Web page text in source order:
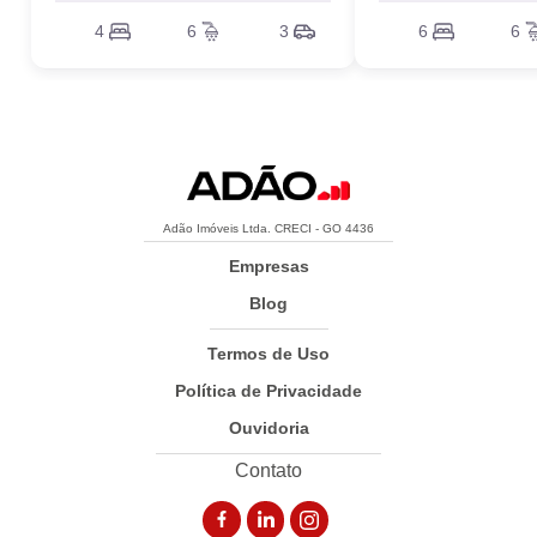
4 6 3 6 6
Adão Imóveis Ltda. CRECI - GO 4436
Empresas
Blog
Termos de Uso
Política de Privacidade
Ouvidoria
Contato